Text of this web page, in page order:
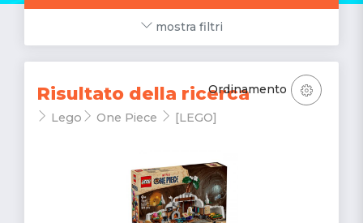
mostra filtri
Risultato della ricerca
Lego One Piece [LEGO]
Ordinamento